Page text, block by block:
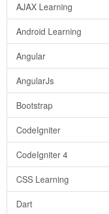
AJAX Learning
Android Learning
Angular
AngularJs
Bootstrap
CodeIgniter
CodeIgniter 4
CSS Learning
Dart